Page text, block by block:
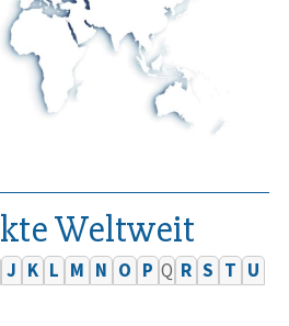
Weltweit
J K L M N O P Q R S T U